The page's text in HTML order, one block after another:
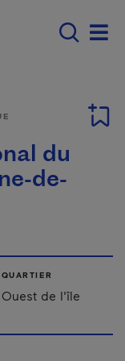
-
du
de-
QUARTIER
Ouest de l'île